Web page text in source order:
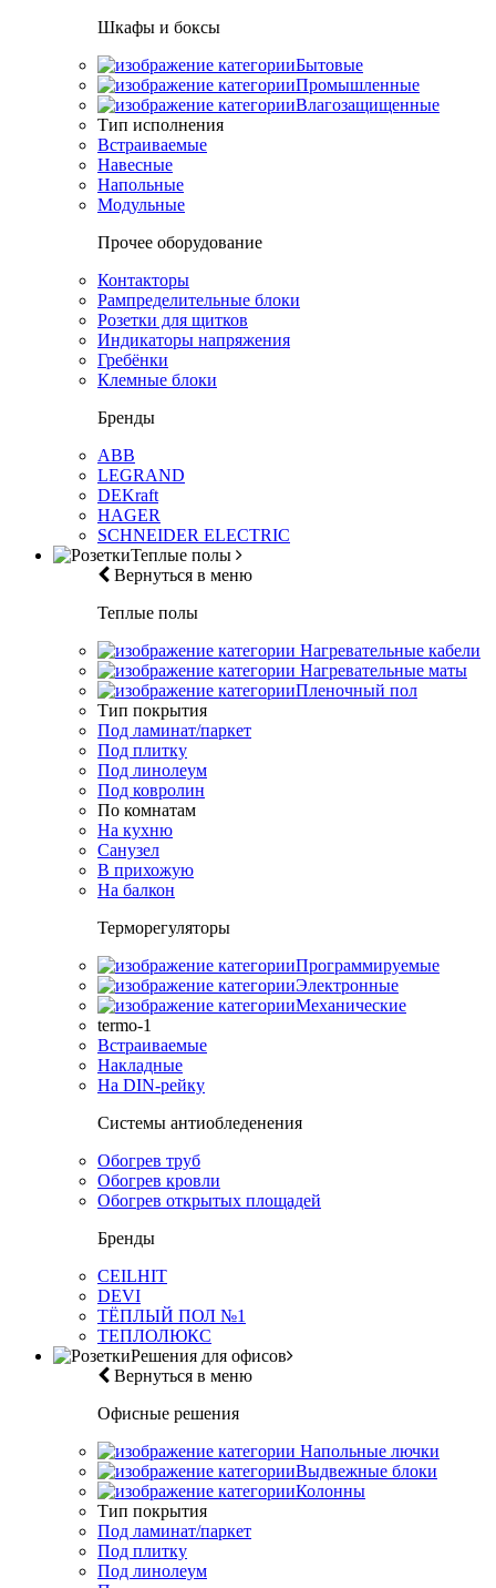
Шкафы и боксы
Бытовые
Промышленные
Влагозащищенные
Тип исполнения
Встраиваемые
Навесные
Напольные
Модульные
Прочее оборудование
Контакторы
Рампределительные блоки
Розетки для щитков
Индикаторы напряжения
Гребёнки
Клемные блоки
Бренды
ABB
LEGRAND
DEKraft
HAGER
SCHNEIDER ELECTRIC
Теплые полы
Вернуться в меню
Теплые полы
Нагревательные кабели
Нагревательные маты
Пленочный пол
Тип покрытия
Под ламинат/паркет
Под плитку
Под линолеум
Под ковролин
По комнатам
На кухню
Санузел
В прихожую
На балкон
Терморегуляторы
Программируемые
Электронные
Механические
termo-1
Встраиваемые
Накладные
На DIN-рейку
Системы антиобледенения
Обогрев труб
Обогрев кровли
Обогрев открытых площадей
Бренды
CEILHIT
DEVI
ТЁПЛЫЙ ПОЛ №1
ТЕПЛОЛЮКС
Решения для офисов
Вернуться в меню
Офисные решения
Напольные лючки
Выдвежные блоки
Колонны
Тип покрытия
Под ламинат/паркет
Под плитку
Под линолеум